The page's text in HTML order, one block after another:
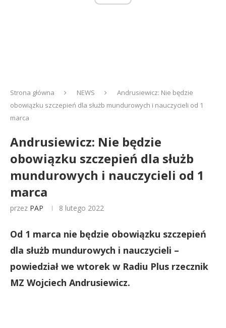
Strona główna NEWS
Andrusiewicz: Nie będzie
obowiązku szczepień dla służb mundurowych i nauczycieli od 1
marca
Andrusiewicz: Nie będzie
obowiązku szczepień dla służb
mundurowych i nauczycieli od 1
marca
przez PAP 8 lutego 2022
Od 1 marca nie będzie obowiązku szczepień
dla służb mundurowych i nauczycieli –
powiedział we wtorek w Radiu Plus rzecznik
MZ Wojciech Andrusiewicz.